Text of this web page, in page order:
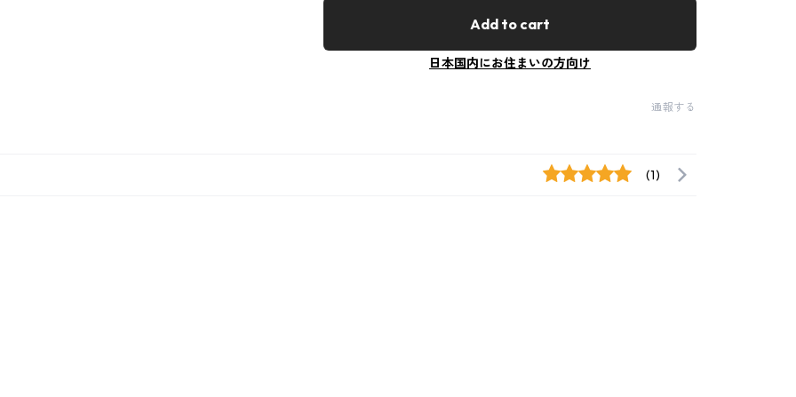
Add to cart
日本国内にお住まいの方向け
通報する
(1)